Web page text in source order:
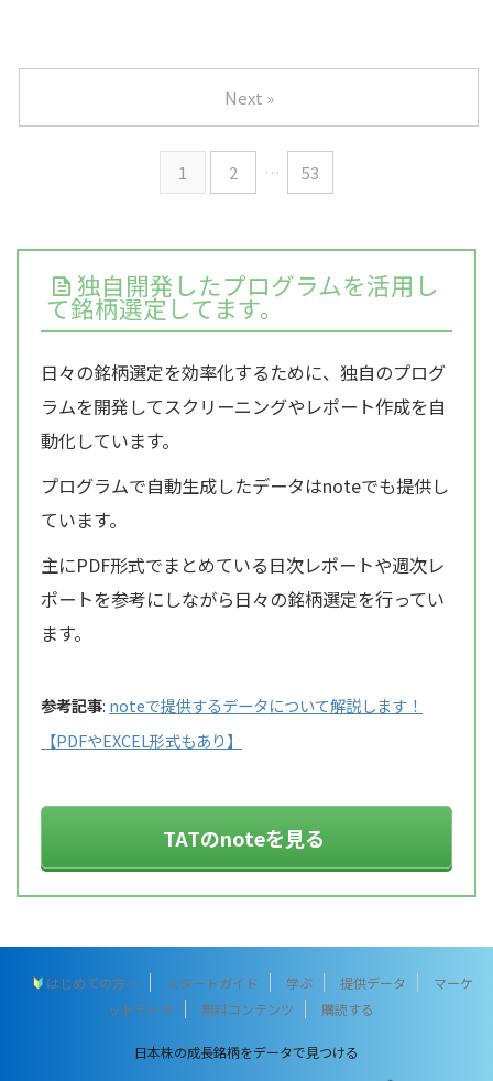
1 2 … 53
Next »
独自開発したプログラムを活用し
て銘柄選定してます。
日々の銘柄選定を効率化するために、独自のプログ
ラムを開発してスクリーニングやレポート作成を自
動化しています。
プログラムで自動生成したデータはnoteでも提供し
ています。
主にPDF形式でまとめている日次レポートや週次レ
ポートを参考にしながら日々の銘柄選定を行ってい
ます。
参考記事: noteで提供するデータについて解説します！
【PDFやEXCEL形式もあり】
TATのnoteを見る
はじめての方へ スタートガイド 学ぶ 提供データ
マーケ
ットデータ
無料コンテンツ 購読する
日本株の成長銘柄をデータで見つける